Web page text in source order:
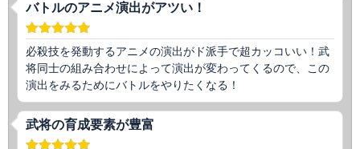
バトルのアニメ演出がアツい！
必殺技を発動するアニメの演出がド派手で超カッコいい！武
将同士の組み合わせによって演出が変わってくるので、この
演出をみるためにバトルをやりたくなる！
武将の育成要素が豊富